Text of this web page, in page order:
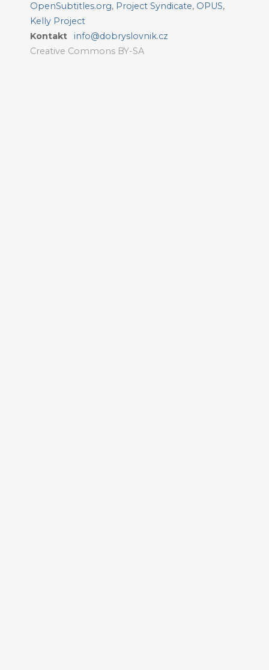
OpenSubtitles.org, Project Syndicate, OPUS,
Kelly Project
Kontakt
info@dobryslovnik.cz
Creative Commons BY-SA